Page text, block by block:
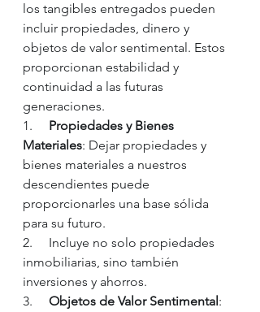
los tangibles entregados pueden
incluir propiedades, dinero y
objetos de valor sentimental. Estos
proporcionan estabilidad y
continuidad a las futuras
generaciones.
1. Propiedades y Bienes
Materiales: Dejar propiedades y
bienes materiales a nuestros
descendientes puede
proporcionarles una base sólida
para su futuro.
2.     Incluye no solo propiedades
inmobiliarias, sino también
inversiones y ahorros.
3. Objetos de Valor Sentimental: